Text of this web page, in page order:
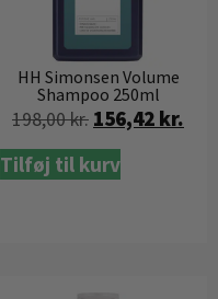
HH Simonsen Volume
Shampoo 250ml
198,00kr. 156,42 kr.
Tilføj til kurv